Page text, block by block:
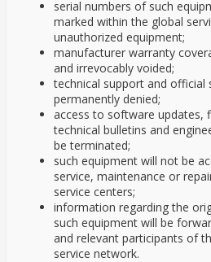
serial numbers of such
marked within the global
unauthorized equipment;
manufacturer warranty
and irrevocably voided;
technical support and official
permanently denied;
access to software updates,
technical bulletins and
be terminated;
such equipment will not be
service, maintenance or
service centers;
information regarding the
such equipment will be
and relevant participants of
service network.